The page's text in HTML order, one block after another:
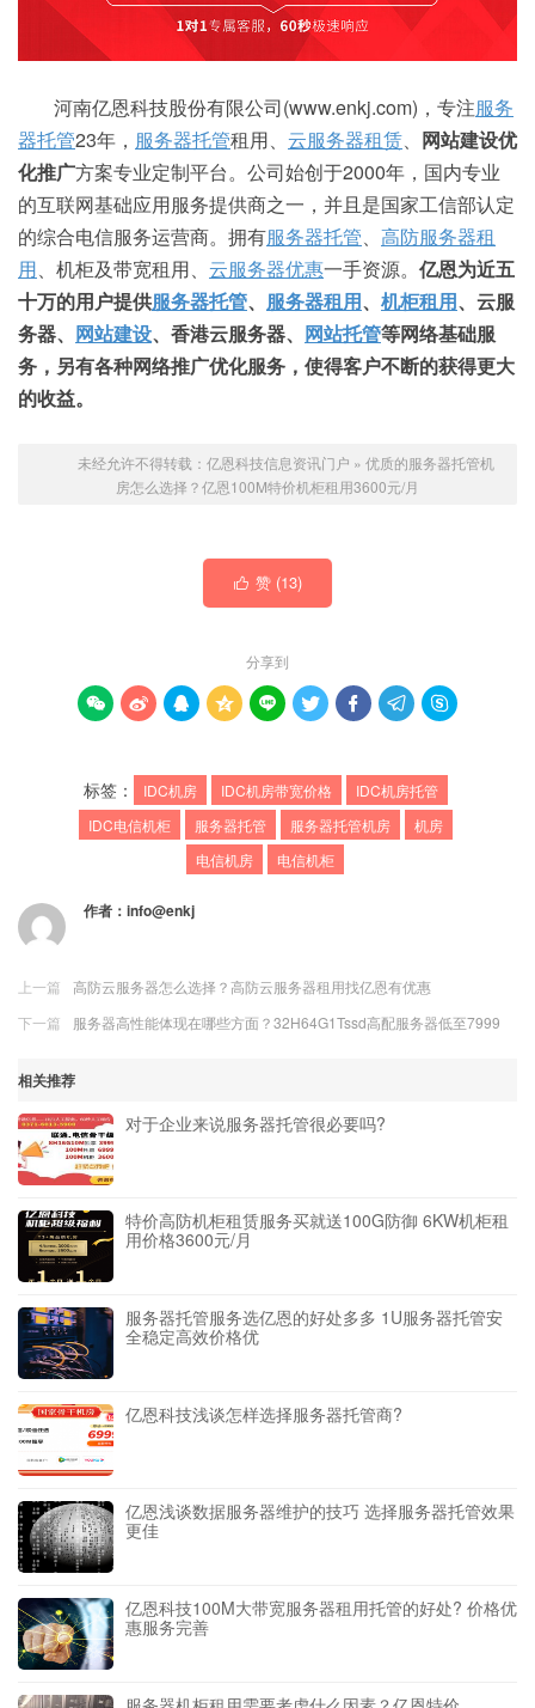
河南亿恩科技股份有限公司(www.enkj.com)，专注服务
器托管23年， 服务器托管租用、 云服务器租赁、 网站建设优
化推广方案专业定制平台。公司始创于2000年，国内专业
的互联网基础应用服务提供商之一，并且是国家工信部认定
的综合电信服务运营商。拥有服务器托管、 高防服务器租
用、机柜及带宽租用、 云服务器优惠一手资源。 亿恩为近五
十万的用户提供服务器托管、 服务器租用、 机柜租用、云服
务器、 网站建设、香港云服务器、 网站托管等网络基础服
务，另有各种网络推广优化服务，使得客户不断的获得更大
的收益。
未经允许不得转载： 亿恩科技信息资讯门户 » 优质的服务器托管机
房怎么选择？亿恩100M特价机柜租用3600元/月
 赞 (13)
分享到
        
标签： IDC机房 IDC机房带宽价格
IDC机房托管
IDC电信机柜
服务器托管 服务器托管机房
机房
电信机房
电信机柜
作者： info@enkj
上一篇
高防云服务器怎么选择？高防云服务器租用找亿恩有优惠
下一篇
服务器高性能体现在哪些方面？32H64G1Tssd高配服务器低至7999
相关推荐
对于企业来说服务器托管很必要吗?
特价高防机柜租赁服务买就送100G防御 6KW机柜租
用价格3600元/月
服务器托管服务选亿恩的好处多多 1U服务器托管安
全稳定高效价格优
亿恩科技浅谈怎样选择服务器托管商?
亿恩浅谈数据服务器维护的技巧 选择服务器托管效果
更佳
亿恩科技100M大带宽服务器租用托管的好处? 价格优
惠服务完善